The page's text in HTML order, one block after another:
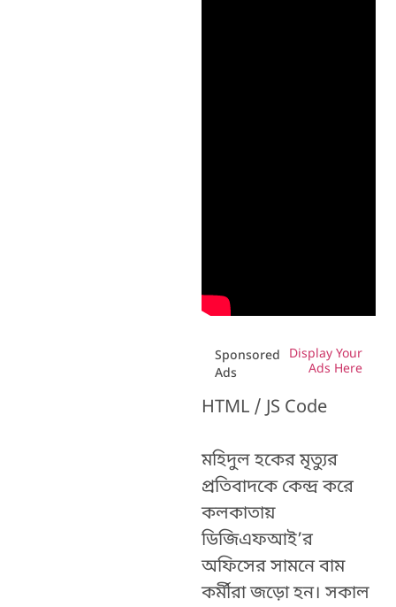
Sponsored
Ads
Display Your
Ads Here
HTML / JS Code
মহিদুল হকের মৃত্যুর
প্রতিবাদকে কেন্দ্র করে
কলকাতায়
ডিজিএফআই’র
অফিসের সামনে বাম
কর্মীরা জড়ো হন। সকাল